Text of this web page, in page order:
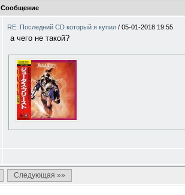
Сообщение
RE: Последний CD который я купил / 05-01-2018 19:55
а чего не такой?
Следующая »»